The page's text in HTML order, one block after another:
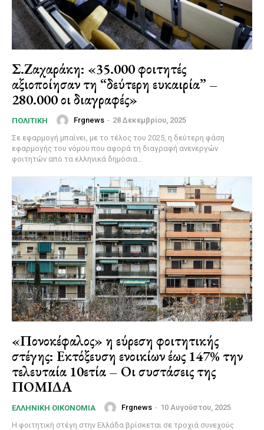
Σ.Ζαχαράκη: «35.000 φοιτητές
αξιοποίησαν τη “δεύτερη ευκαιρία” –
280.000 οι διαγραφές»
ΠΟΛΙΤΙΚΉ Frgnews - 28 Δεκεμβρίου, 2025
Σε εφαρμογή μπαίνει, με το τέλος του 2025, η δεύτερη φάση
εφαρμογής του νόμου που αφορά τη διαγραφή ανενεργών
φοιτητών από τα ελληνικά δημόσια...
«Πονοκέφαλος» η εύρεση φοιτητικής
στέγης: Εκτόξευση ενοικίων έως 147% την
τελευταία 10ετία – Οι συστάσεις της
ΠΟΜΙΔΑ
ΕΛΛΗΝΙΚΉ ΟΙΚΟΝΟΜΊΑ Frgnews - 10 Αυγούστου, 2025
Η φοιτητική στέγη στην Ελλάδα βρίσκεται σε τροχιά συνεχούς